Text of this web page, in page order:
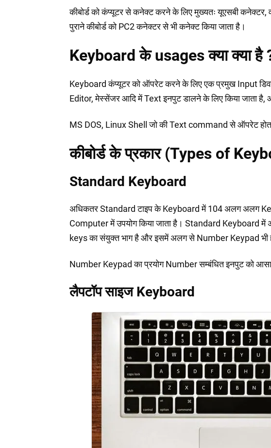
कीबोर्ड को कंप्यूटर से कनेक्ट करने के लिए मुख्यतः यूएसबी
पुराने कीबोर्ड को PC2 कनेक्टर से भी कनेक्ट किया जाता है।
Keyboard के usages क्या क्या है
Keyboard कंप्यूटर को ऑपरेट करने के लिए एक प्रमुख Input
Editor, मेस्सेंजर आदि में Text इनपुट डालने के लिए किया जाता है,
MS DOS, Linux Shell जो की Text command से ऑपरेट होता
कीबोर्ड के प्रकार (Types of
Standard Keyboard
अधिकतर Standard टाइप के Keyboard में 104 अलग अलग
Computer में उपयोग किया जाता है। Standard Keyboard
keys का संयुक्त भाग है और इसमें अलग से Number Keypad भी
Number Keypad का प्रयोग Number सम्बंधित इनपुट को
लैपटॉप साइज Keyboard